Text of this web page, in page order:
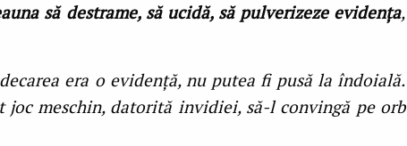
să destrame, să ucidă, să pulverizeze evidenţa,
era o evidenţă, nu putea fi pusă la îndoială.
joc meschin, datorită invidiei, să-l convingă pe orb